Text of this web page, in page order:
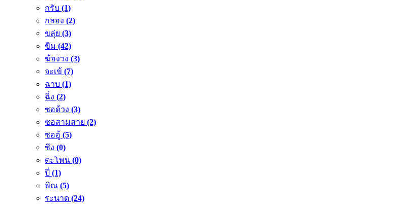
กรับ (1)
กลอง (2)
ขลุ่ย (3)
ขิม (42)
ฆ้องวง (3)
จะเข้ (7)
ฉาบ (1)
ฉิ่ง (2)
ซอด้วง (3)
ซอสามสาย (2)
ซออู้ (5)
ซึง (0)
ตะโพน (0)
ปี่ (1)
พิณ (5)
ระนาด (24)